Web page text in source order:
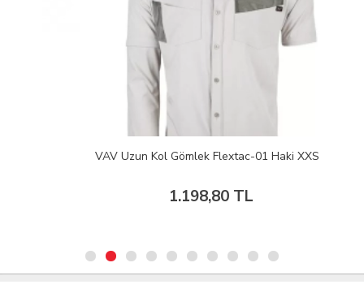
VAV Uzun Kol Gömlek Flextac-01 Haki XXS
1.198,80 TL